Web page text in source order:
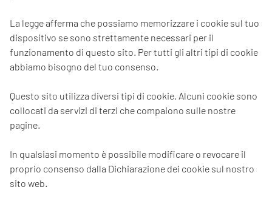
La legge afferma che possiamo memorizzare i cookie sul tuo
dispositivo se sono strettamente necessari per il
funzionamento di questo sito. Per tutti gli altri tipi di cookie
abbiamo bisogno del tuo consenso.
Questo sito utilizza diversi tipi di cookie. Alcuni cookie sono
collocati da servizi di terzi che compaiono sulle nostre
pagine.
In qualsiasi momento è possibile modificare o revocare il
proprio consenso dalla Dichiarazione dei cookie sul nostro
sito web.